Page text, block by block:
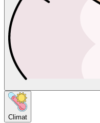
Climat